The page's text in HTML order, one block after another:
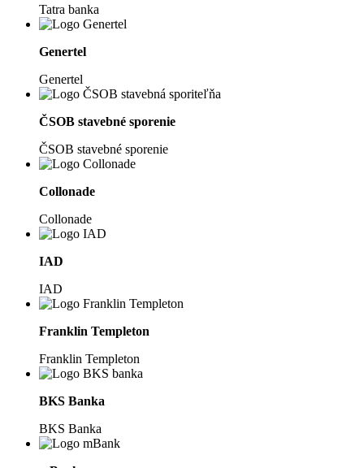
Tatra banka
Genertel
Genertel
ČSOB stavebné sporenie
ČSOB stavebné sporenie
Collonade
Collonade
IAD
IAD
Franklin Templeton
Franklin Templeton
BKS Banka
BKS Banka